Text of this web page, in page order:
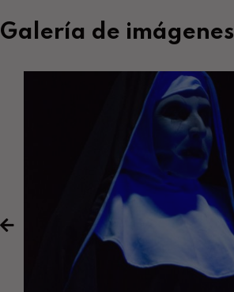
Galería de imágenes